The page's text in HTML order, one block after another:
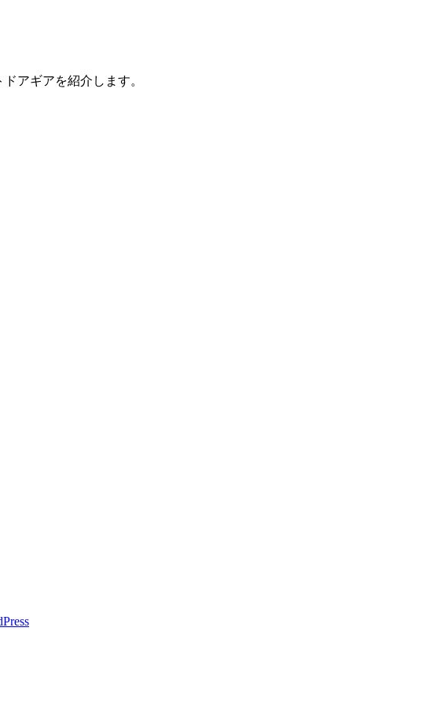
アギアを紹介します。